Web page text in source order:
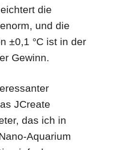
die
und die
±0,1 °C ist in der
Gewinn.
JCreate
das ich in
Aquarium